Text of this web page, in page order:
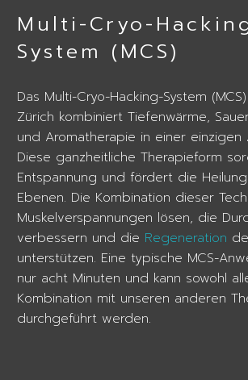
Multi-Cryo-
System (MCS)
Das Multi-Cryo-Hacking-System
Zürich kombiniert Tiefenwärme,
und Aromatherapie in einer einzigen
Diese ganzheitliche Therapieform
Entspannung und fördert die
Ebenen. Die Kombination dieser
Muskelverspannungen lösen, die
verbessern und die Regeneration
unterstützen. Eine typische MCS-
nur acht Minuten und kann sowohl
Kombination mit unseren anderen
durchgeführt werden.